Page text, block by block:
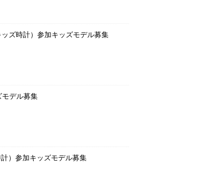
ズ時計）参加キッズモデル募集
デル募集
）参加キッズモデル募集